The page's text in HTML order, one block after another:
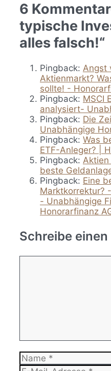
6
typische
alles falsch!“
Pingback: Angst
Aktienmarkt?
sollte! -
Pingback: MSCI
analysiert-
Pingback: Die
Unabhängige
Pingback: Was
ETF-Anleger? |
Pingback: Aktien
beste
Pingback: Eine
Marktkorrektur?
- Unabhängige
Honorarfinanz
Schreibe
Name